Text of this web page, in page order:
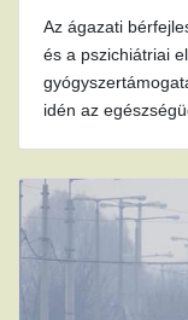
Az ágazati
és a pszichiátriai
idén az